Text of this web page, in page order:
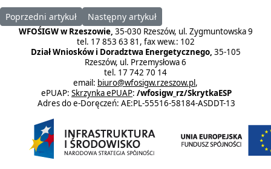
Poprzedni artykuł: XII Pielgrzymka Samorządów Terytorialnych
Poprzedni artykuł Następny artykuł: „Ekorodzina odpady
Następny artykuł
WFOŚIGW w Rzeszowie, 35-030 Rzeszów, ul. Zygmuntowska 9
tel. 17 853 63 81, fax wew.: 102
Dział Wniosków i Doradztwa Energetycznego, 35-105
Rzeszów, ul. Przemysłowa 6
tel. 17 742 70 14
email: biuro@wfosigw.rzeszow.pl,
ePUAP: Skrzynka ePUAP: /wfosigw_rz/SkrytkaESP
Adres do e-Doręczeń: AE:PL-55516-58184-ASDDT-13